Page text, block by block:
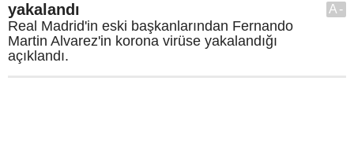
yakalandı
Real Madrid'in eski başkanlarından Fernando
Martin Alvarez'in korona virüse yakalandığı
açıklandı.
A-